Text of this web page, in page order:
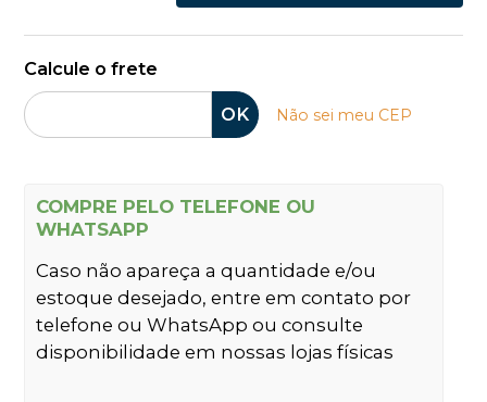
Calcule o frete
OK Não sei meu CEP
COMPRE PELO TELEFONE OU
WHATSAPP
Caso não apareça a quantidade e/ou
estoque desejado, entre em contato por
telefone ou WhatsApp ou consulte
disponibilidade em nossas lojas físicas